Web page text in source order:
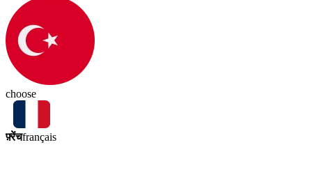
choose
फ़्रेंचfrançais